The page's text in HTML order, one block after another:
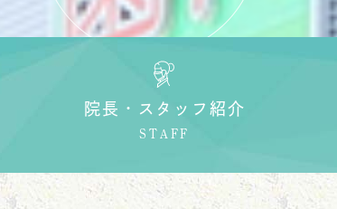
院長・スタッフ紹介
STAFF